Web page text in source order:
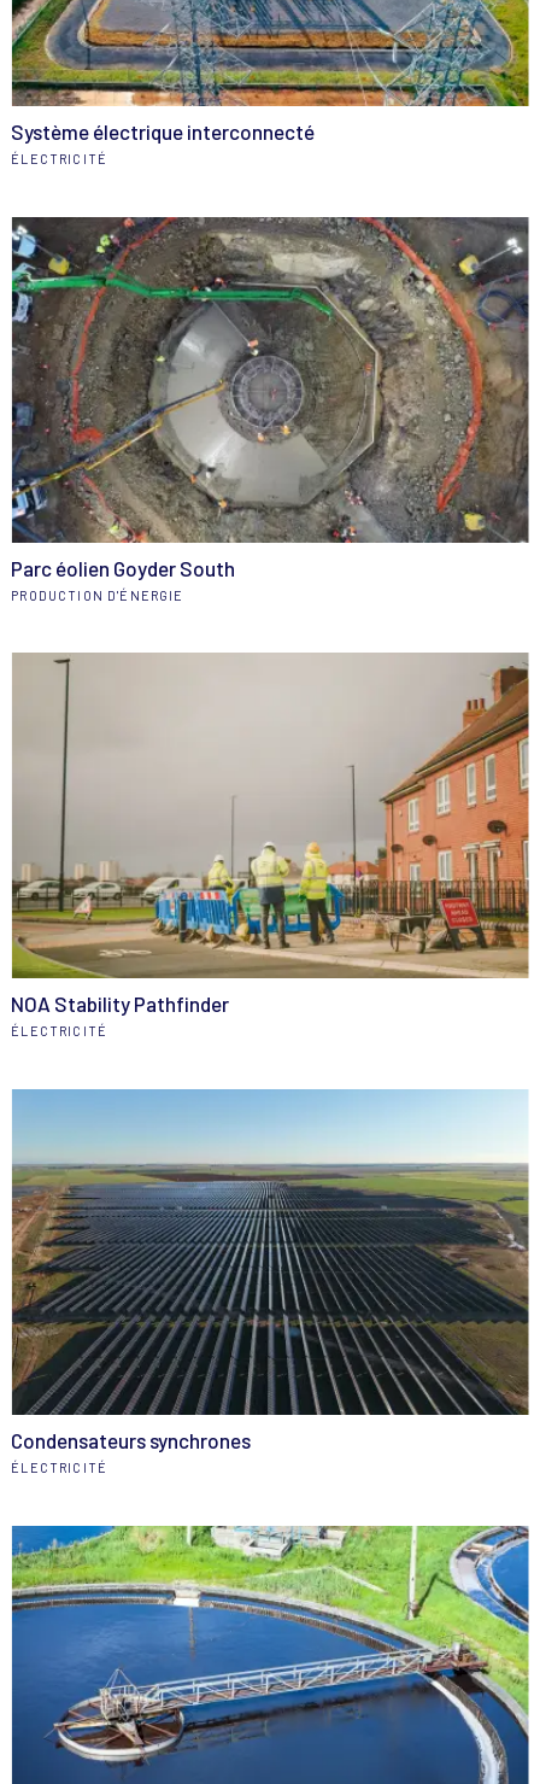
Système électrique interconnecté
ÉLECTRICITÉ
Parc éolien Goyder South
PRODUCTION D'ÉNERGIE
NOA Stability Pathfinder
ÉLECTRICITÉ
Condensateurs synchrones
ÉLECTRICITÉ